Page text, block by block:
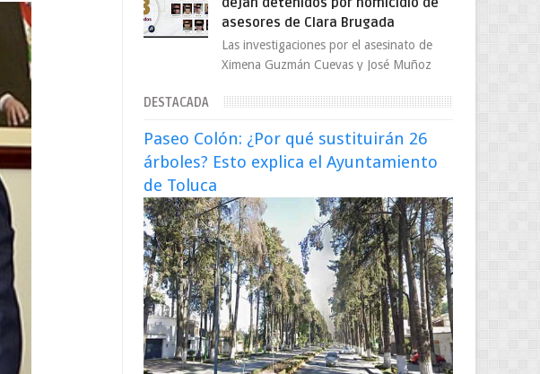
asesores de Clara Brugada
Las investigaciones por el asesinato de
Ximena Guzmán Cuevas y José Muñoz
de asesores de la jefa d...
DESTACADA
Paseo Colón: ¿Por qué sustituirán 26
árboles? Esto explica el Ayuntamiento
de Toluca